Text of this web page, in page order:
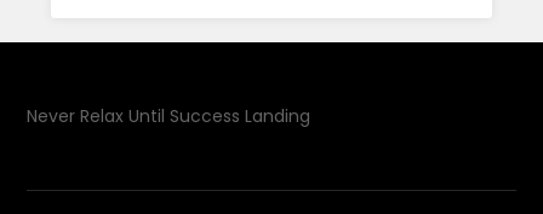
Never Relax Until Success Landing